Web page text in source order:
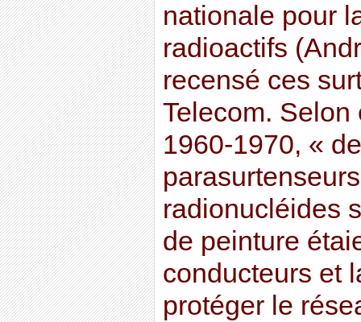
nationale pour
radioactifs
recensé ces
Telecom.
1960-1970, «
radionucléides
de peinture
conducteurs et
protéger le